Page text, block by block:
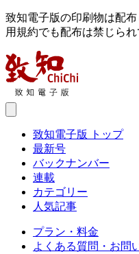
致知電子版の印刷物は配
用規約でも配布は禁じられ
致知電子版 トップ
最新号
バックナンバー
連載
カテゴリー
人気記事
プラン・料金
よくある質問・お問